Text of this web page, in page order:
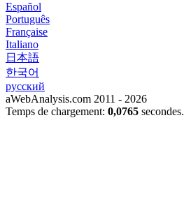
Español
Português
Française
Italiano
日本語
한국어
русский
aWebAnalysis.com 2011 - 2026
Temps de chargement: 0,0765 secondes.